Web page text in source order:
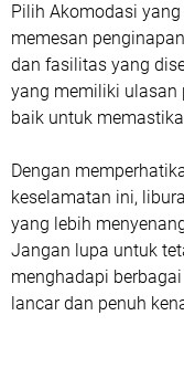
Pilih Akomodasi
memesan
dan fasilitas yang
yang memiliki ulasan
baik untuk
Dengan
keselamatan ini,
yang lebih
Jangan lupa untuk
menghadapi
lancar dan penuh